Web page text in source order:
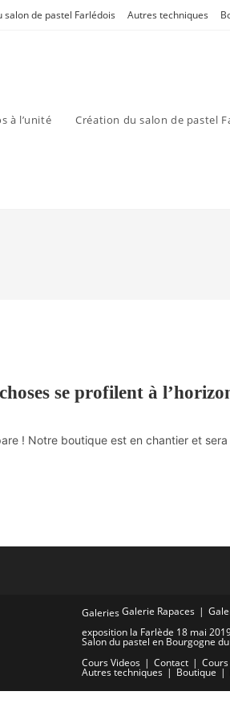
salon de pastel Farlédois Autres techniques
à l’unité Création du salon de pastel
se profilent à
! Notre boutique est en chantier et
GaleriesGalerie Rapaces
exposition la Farlède 18 mai
Salon du pastel en Bourgogne
Cours Videos
Contact Cours
Autres techniques Boutique